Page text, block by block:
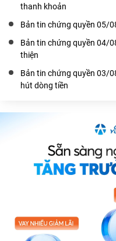
thanh khoản
Bản tin chứng quyền 05/
Bản tin chứng quyền 04/
thiện
Bản tin chứng quyền 03/
hút dòng tiền